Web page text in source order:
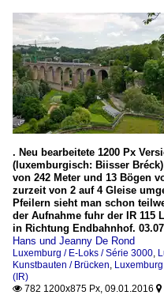
. Neu bearbeitete 1200 Px
(luxemburgisch: Biisser
von 242 Meter und 13 Bögen
zurzeit von 2 auf 4 Gleise
Pfeilern sieht man schon
der Aufnahme fuhr der IR 115
in Richtung Endbahnhof.
Hans und Jeanny De Rond
Luxemburg / E-Loks / Série 3000,
Kunstbauten / Brücken,
(IR)
 782 1200x875 Px, 09.01.2016 